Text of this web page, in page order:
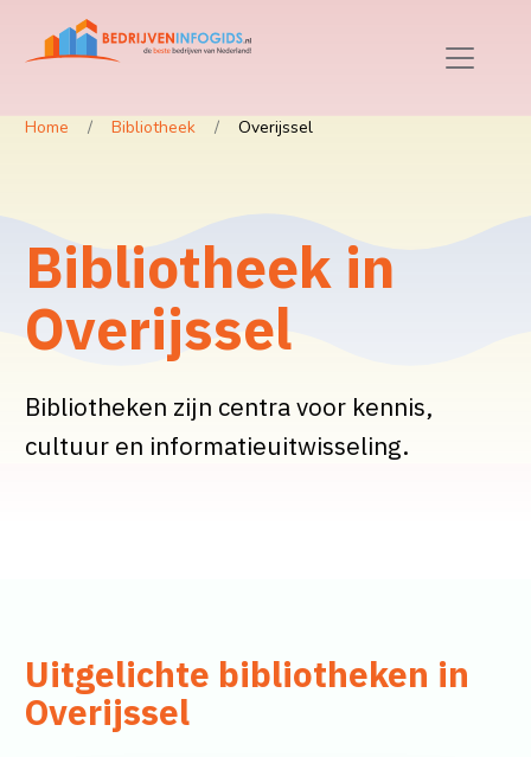
Home Bibliotheek Overijssel
Bibliotheek in
Overijssel
Bibliotheken zijn centra voor kennis,
cultuur en informatieuitwisseling.
Uitgelichte bibliotheken in
Overijssel